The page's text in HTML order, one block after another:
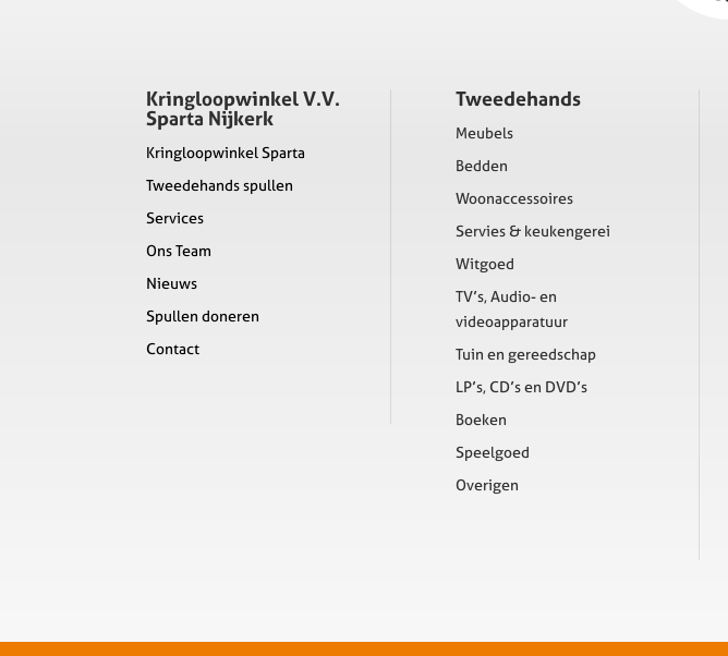
Kringloopwinkel V.V.
Sparta Nijkerk
Kringloopwinkel Sparta
Tweedehands spullen
Services
Ons Team
Nieuws
Spullen doneren
Contact
Tweedehands
Meubels
Bedden
Woonaccessoires
Servies & keukengerei
Witgoed
TV’s, Audio- en
videoapparatuur
Tuin en gereedschap
LP’s, CD’s en DVD’s
Boeken
Speelgoed
Overigen